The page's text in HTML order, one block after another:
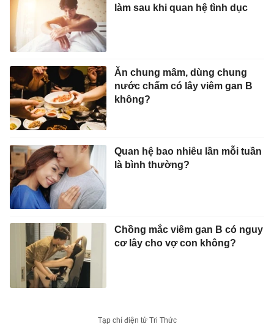
làm sau khi quan hệ tình dục
Ăn chung mâm, dùng chung
nước chấm có lây viêm gan B
không?
Quan hệ bao nhiêu lần mỗi tuần
là bình thường?
Chồng mắc viêm gan B có nguy
cơ lây cho vợ con không?
Tạp chí điện tử Tri Thức